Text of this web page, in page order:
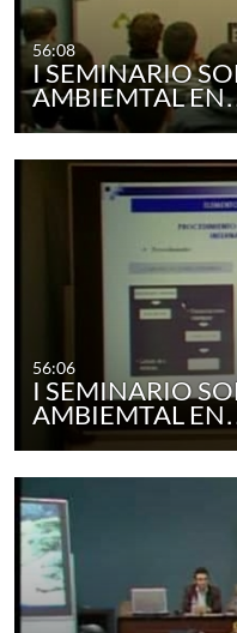
56:08
I SEMINARIO
AMBIEMTAL
56:06
I SEMINARIO
AMBIEMTAL